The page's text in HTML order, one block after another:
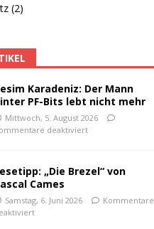
(2)
Karadeniz: Der Mann
PF-Bits lebt nicht mehr
Mittwoch, 5. August 2026
deaktiviert
„Die Brezel“ von
Cames
Samstag, 6. Juni 2026
Kommentare